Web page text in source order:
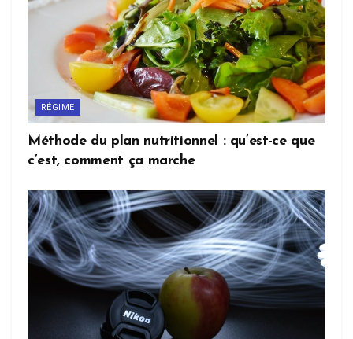
RÉGIME
Méthode du plan nutritionnel : qu’est-ce que
c’est, comment ça marche